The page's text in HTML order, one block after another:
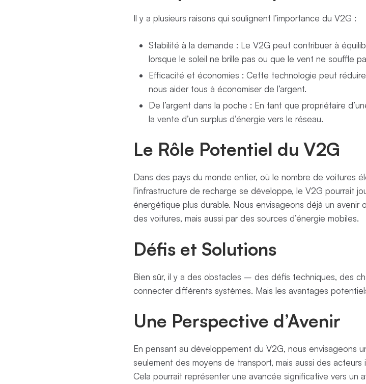
Il y a plusieurs raisons qui soulignent l’importance du V2G :
Stabilité à la demande : Le V2G peut contribuer à
lorsque le soleil ne brille pas ou que le vent ne souffle
Efficacité et économies : Cette technologie peut
nous aider tous à économiser de l’argent.
De l’argent dans la poche : En tant que propriétaire
la vente d’un surplus d’énergie vers le réseau.
Le Rôle Potentiel du V2G
Dans des pays du monde entier, où le nombre de voitures
l’infrastructure de recharge se développe, le V2G pourrait
énergétique plus durable. Nous envisageons déjà un
des voitures, mais aussi par des sources d’énergie mobiles.
Défis et Solutions
Bien sûr, il y a des obstacles – des défis techniques, des
connecter différents systèmes. Mais les avantages
Une Perspective d’Avenir
En pensant au développement du V2G, nous envisageons
seulement des moyens de transport, mais aussi des
Cela pourrait représenter une avancée significative vers un